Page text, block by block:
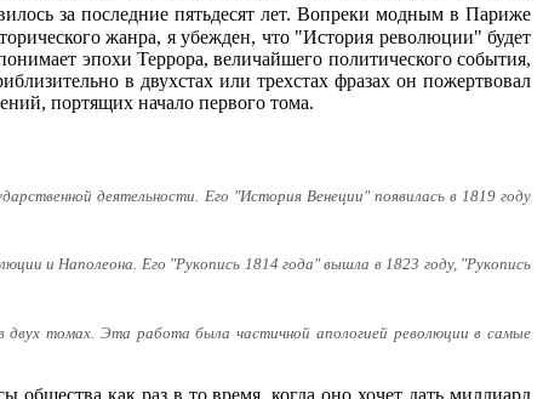
за последние пятьдесят лет. Вопреки модным в Париже
жанра, я убежден, что "История революции" будет
эпохи Террора, величайшего политического события,
в двухстах или трехстах фразах он пожертвовал
портящих начало первого тома.
деятельности. Его "История Венеции" появилась в 1819 году
и Наполеона. Его "Рукопись 1814 года" вышла в 1823 году, "Рукопись
томах. Эта работа была частичной апологией революции в самые
общества как раз в то время, когда оно хочет дать миллиард